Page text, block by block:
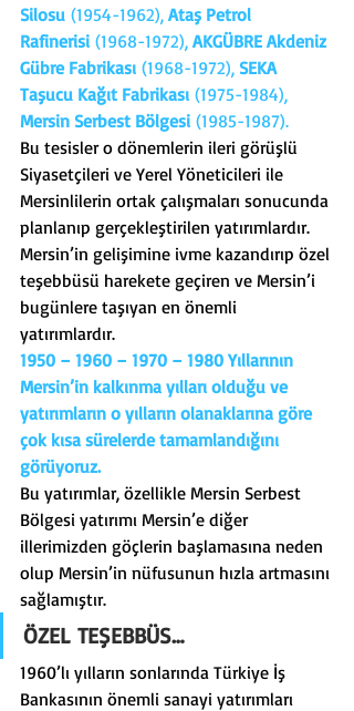
Silosu (1954-1962), Ataş Petrol
Rafinerisi (1968-1972), AKGÜBRE Akdeniz
Gübre Fabrikası (1968-1972), SEKA
Taşucu Kağıt Fabrikası (1975-1984),
Mersin Serbest Bölgesi (1985-1987).
Bu tesisler o dönemlerin ileri görüşlü
Siyasetçileri ve Yerel Yöneticileri ile
Mersinlilerin ortak çalışmaları sonucunda
planlanıp gerçekleştirilen yatırımlardır.
Mersin’in gelişimine ivme kazandırıp özel
teşebbüsü harekete geçiren ve Mersin’i
bugünlere taşıyan en önemli
yatırımlardır.
1950 – 1960 – 1970 – 1980 Yıllarının
Mersin’in kalkınma yılları olduğu ve
yatırımların o yılların olanaklarına göre
çok kısa sürelerde tamamlandığını
görüyoruz.
Bu yatırımlar, özellikle Mersin Serbest
Bölgesi yatırımı Mersin’e diğer
illerimizden göçlerin başlamasına neden
olup Mersin’in nüfusunun hızla artmasını
sağlamıştır.
ÖZEL TEŞEBBÜS…
1960’lı yılların sonlarında Türkiye İş
Bankasının önemli sanayi yatırımları